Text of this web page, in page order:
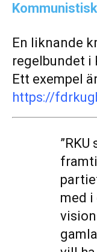
En liknande
regelbundet i
Ett exempel
https://
med